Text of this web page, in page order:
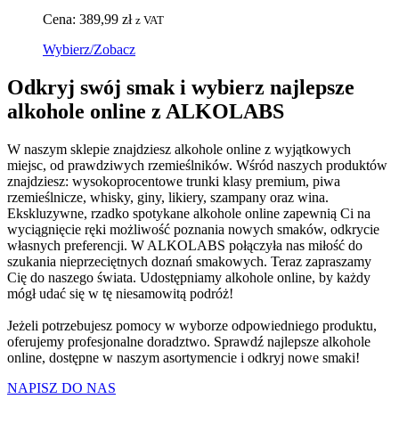
Cena: 389,99 zł z VAT
Wybierz/Zobacz
Odkryj swój smak i wybierz najlepsze
alkohole online z ALKOLABS
W naszym sklepie znajdziesz alkohole online z wyjątkowych
miejsc, od prawdziwych rzemieślników. Wśród naszych produktów
znajdziesz: wysokoprocentowe trunki klasy premium, piwa
rzemieślnicze, whisky, giny, likiery, szampany oraz wina.
Ekskluzywne, rzadko spotykane alkohole online zapewnią Ci na
wyciągnięcie ręki możliwość poznania nowych smaków, odkrycie
własnych preferencji. W ALKOLABS połączyła nas miłość do
szukania nieprzeciętnych doznań smakowych. Teraz zapraszamy
Cię do naszego świata. Udostępniamy alkohole online, by każdy
mógł udać się w tę niesamowitą podróż!
Jeżeli potrzebujesz pomocy w wyborze odpowiedniego produktu,
oferujemy profesjonalne doradztwo. Sprawdź najlepsze alkohole
online, dostępne w naszym asortymencie i odkryj nowe smaki!
NAPISZ DO NAS